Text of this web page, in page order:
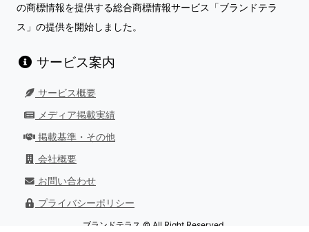
の商標情報を提供する総合商標情報サービス「ブランドテラ
ス」の提供を開始しました。
サービス案内
サービス概要
メディア掲載実績
掲載基準・その他
会社概要
お問い合わせ
プライバシーポリシー
ブランドテラス © All Right Reserved.